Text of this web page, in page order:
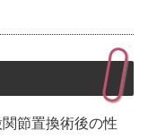
節置換術後の性